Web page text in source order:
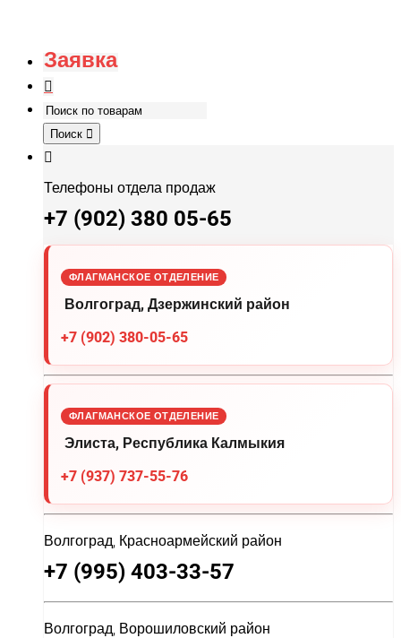
Заявка
Поиск
Телефоны отдела продаж
+7 (902) 380 05-65
ФЛАГМАНСКОЕ ОТДЕЛЕНИЕ
Волгоград, Дзержинский район
+7 (902) 380-05-65
ФЛАГМАНСКОЕ ОТДЕЛЕНИЕ
Элиста, Республика Калмыкия
+7 (937) 737-55-76
Волгоград, Красноармейский район
+7 (995) 403-33-57
Волгоград, Ворошиловский район